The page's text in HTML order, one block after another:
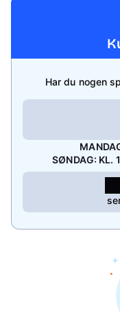
Har du nogen
SØNDAG: KL.